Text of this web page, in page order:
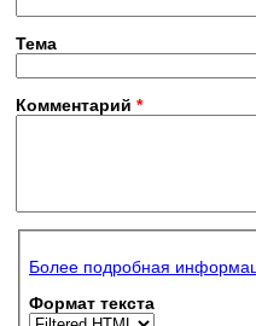
Тема
Комментарий *
Более подробная
Формат текста